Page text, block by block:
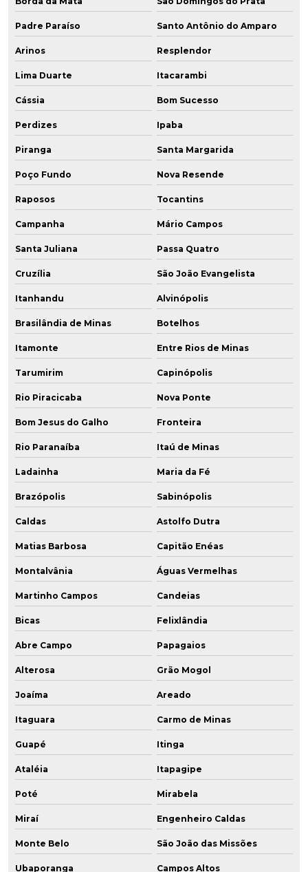
Padre Paraíso Santo Antônio do Amparo
Arinos Resplendor
Lima Duarte Itacarambi
Cássia Bom Sucesso
Perdizes Ipaba
Piranga Santa Margarida
Poço Fundo Nova Resende
Raposos Tocantins
Campanha Mário Campos
Santa Juliana Passa Quatro
Cruzília São João Evangelista
Itanhandu Alvinópolis
Brasilândia de Minas Botelhos
Itamonte Entre Rios de Minas
Tarumirim Capinópolis
Rio Piracicaba Nova Ponte
Bom Jesus do Galho Fronteira
Rio Paranaíba Itaú de Minas
Ladainha Maria da Fé
Brazópolis Sabinópolis
Caldas Astolfo Dutra
Matias Barbosa Capitão Enéas
Montalvânia Águas Vermelhas
Martinho Campos Candeias
Bicas Felixlândia
Abre Campo Papagaios
Alterosa Grão Mogol
Joaíma Areado
Itaguara Carmo de Minas
Guapé Itinga
Ataléia Itapagipe
Poté Mirabela
Miraí Engenheiro Caldas
Monte Belo São João das Missões
Ubaporanga Campos Altos